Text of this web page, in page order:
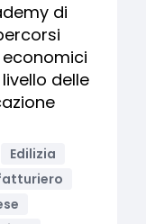
di
delle
Edilizia